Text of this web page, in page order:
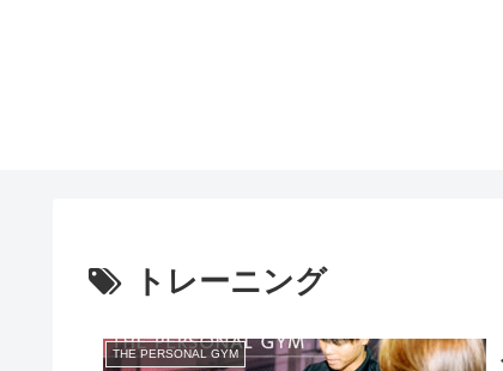
トレーニング
THE PERSONAL GYM